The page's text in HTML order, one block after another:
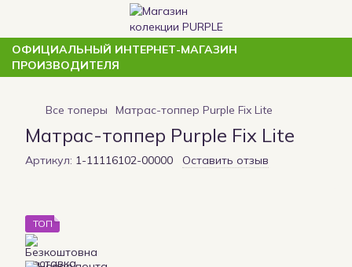
ОФИЦИАЛЬНЫЙ ИНТЕРНЕТ-МАГАЗИН
ПРОИЗВОДИТЕЛЯ
Все топеры Матрас-топпер Purple Fix Lite
Матрас-топпер Purple Fix Lite
Артикул: 1-11116102-00000 Оставить отзыв
ТОП